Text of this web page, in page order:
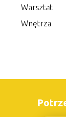
Warsztat
Wnętrza